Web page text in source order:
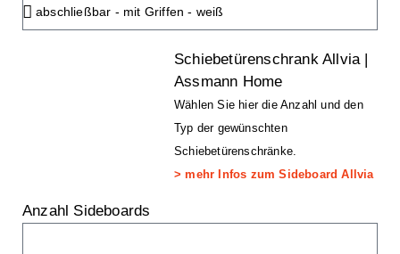
Schiebetürenschrank Allvia |
Assmann Home
Wählen Sie hier die Anzahl und den
Typ der gewünschten
Schiebetürenschränke.
> mehr Infos zum Sideboard Allvia
Anzahl Sideboards